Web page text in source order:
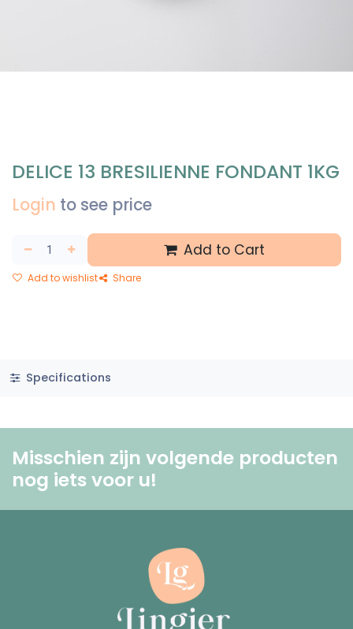
DELICE 13 BRESILIENNE FONDANT 1KG
Login to see price
Add to Cart
Add to wishlist Share
Specifications
Misschien zijn volgende producten
nog iets voor u! ​